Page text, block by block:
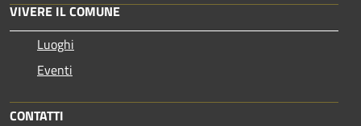
VIVERE IL COMUNE
Luoghi
Eventi
CONTATTI